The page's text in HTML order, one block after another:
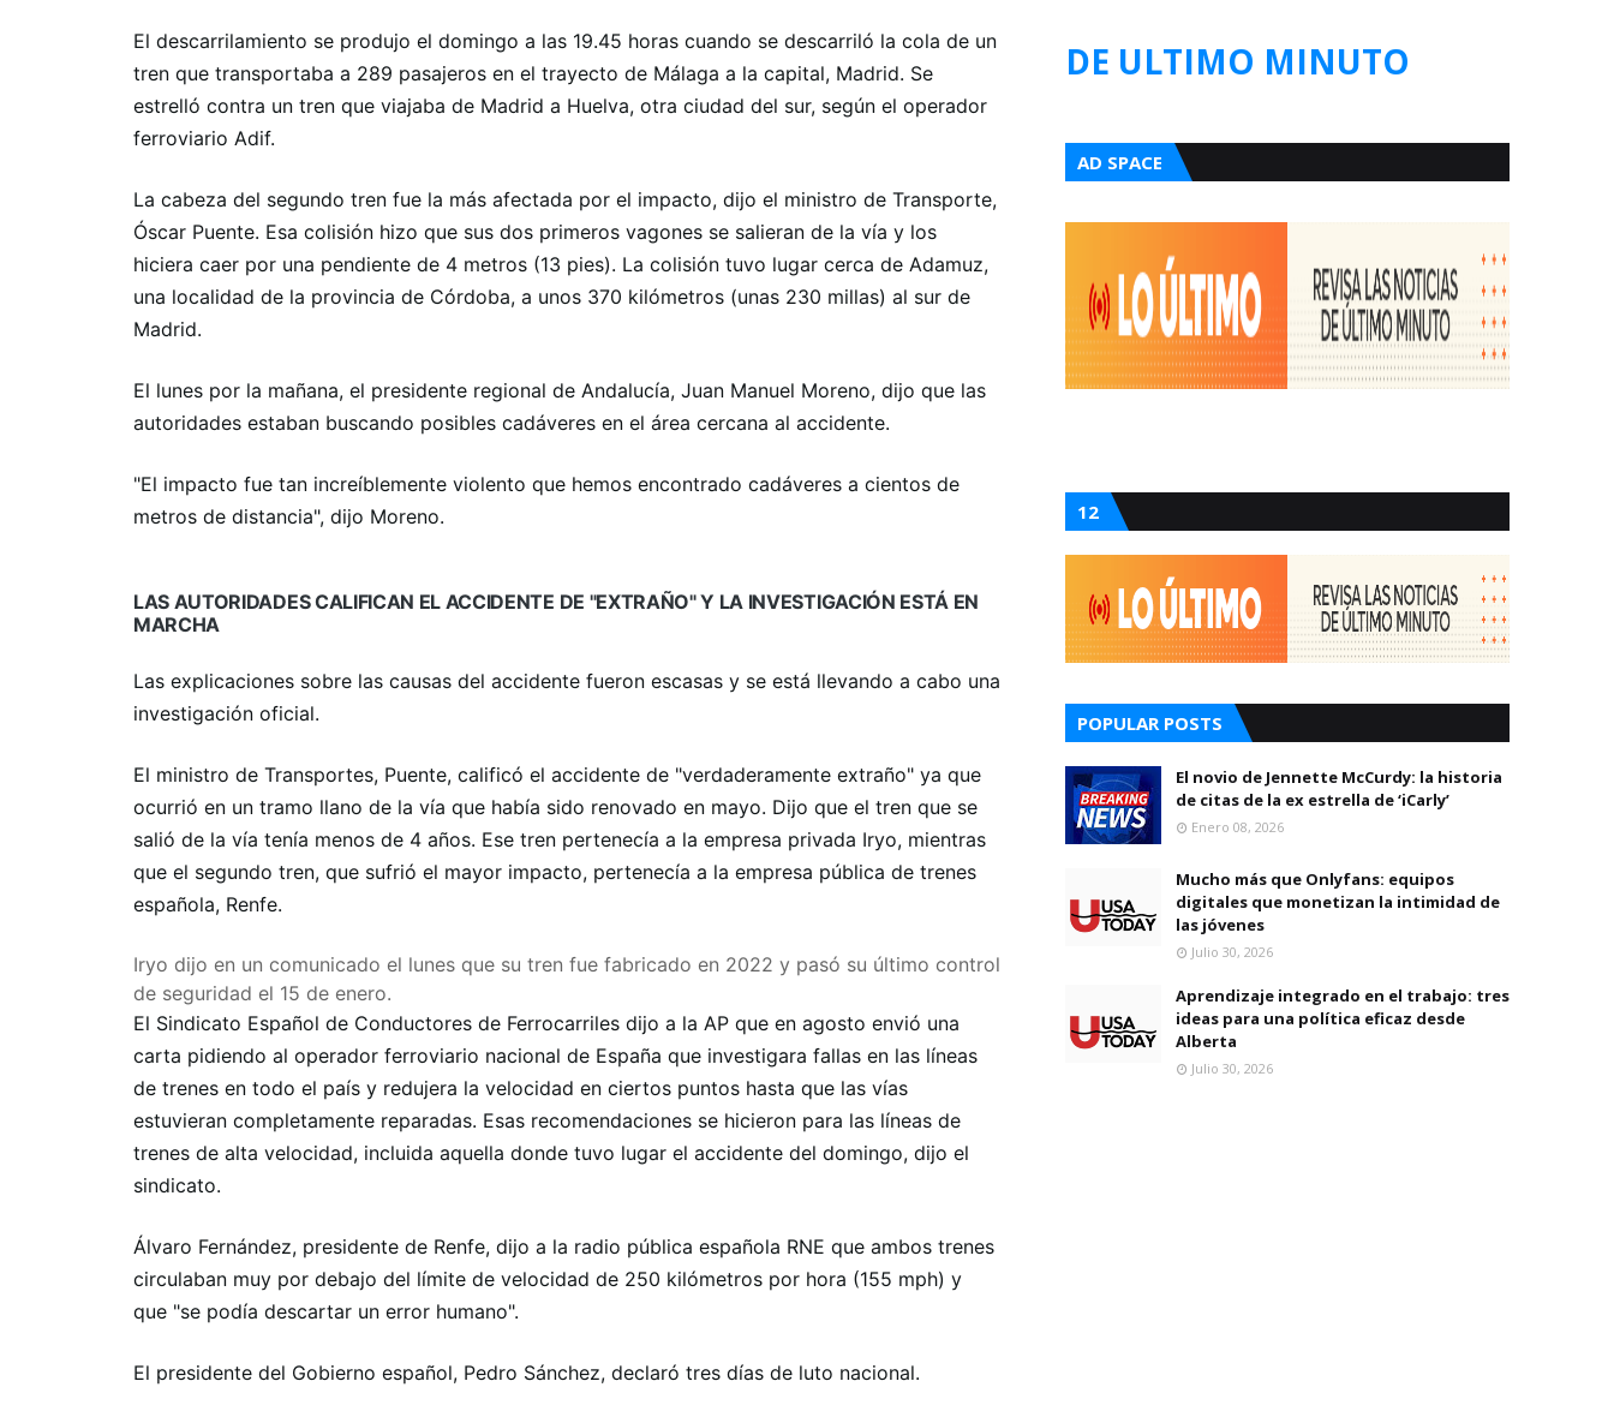
El descarrilamiento se produjo el domingo a las 19.45 horas cuando se descarriló la cola de un
tren que transportaba a 289 pasajeros en el trayecto de Málaga a la capital, Madrid. Se
estrelló contra un tren que viajaba de Madrid a Huelva, otra ciudad del sur, según el operador
ferroviario Adif.
La cabeza del segundo tren fue la más afectada por el impacto, dijo el ministro de Transporte,
Óscar Puente. Esa colisión hizo que sus dos primeros vagones se salieran de la vía y los
hiciera caer por una pendiente de 4 metros (13 pies). La colisión tuvo lugar cerca de Adamuz,
una localidad de la provincia de Córdoba, a unos 370 kilómetros (unas 230 millas) al sur de
Madrid.
El lunes por la mañana, el presidente regional de Andalucía, Juan Manuel Moreno, dijo que las
autoridades estaban buscando posibles cadáveres en el área cercana al accidente.
"El impacto fue tan increíblemente violento que hemos encontrado cadáveres a cientos de
metros de distancia", dijo Moreno.
LAS AUTORIDADES CALIFICAN EL ACCIDENTE DE "EXTRAÑO" Y LA INVESTIGACIÓN ESTÁ EN
MARCHA
Las explicaciones sobre las causas del accidente fueron escasas y se está llevando a cabo una
investigación oficial.
El ministro de Transportes, Puente, calificó el accidente de "verdaderamente extraño" ya que
ocurrió en un tramo llano de la vía que había sido renovado en mayo. Dijo que el tren que se
salió de la vía tenía menos de 4 años. Ese tren pertenecía a la empresa privada Iryo, mientras
que el segundo tren, que sufrió el mayor impacto, pertenecía a la empresa pública de trenes
española, Renfe.
Iryo dijo en un comunicado el lunes que su tren fue fabricado en 2022 y pasó su último control
de seguridad el 15 de enero.
El Sindicato Español de Conductores de Ferrocarriles dijo a la AP que en agosto envió una
carta pidiendo al operador ferroviario nacional de España que investigara fallas en las líneas
de trenes en todo el país y redujera la velocidad en ciertos puntos hasta que las vías
estuvieran completamente reparadas. Esas recomendaciones se hicieron para las líneas de
trenes de alta velocidad, incluida aquella donde tuvo lugar el accidente del domingo, dijo el
sindicato.
Álvaro Fernández, presidente de Renfe, dijo a la radio pública española RNE que ambos trenes
circulaban muy por debajo del límite de velocidad de 250 kilómetros por hora (155 mph) y
que "se podía descartar un error humano".
El presidente del Gobierno español, Pedro Sánchez, declaró tres días de luto nacional.
DE ULTIMO MINUTO
AD SPACE
12
POPULAR POSTS
El novio de Jennette McCurdy: la historia
de citas de la ex estrella de ‘iCarly’
Enero 08, 2026
Mucho más que Onlyfans: equipos
digitales que monetizan la intimidad de
las jóvenes
Julio 30, 2026
Aprendizaje integrado en el trabajo: tres
ideas para una política eficaz desde
Alberta
Julio 30, 2026